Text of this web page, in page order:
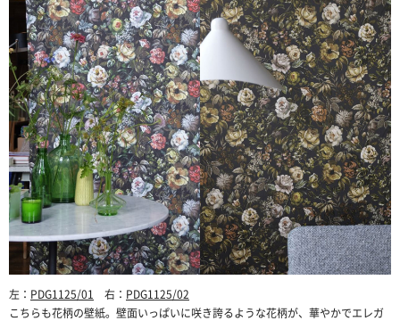
左： PDG1125/01 右： PDG1125/02
こちらも花柄の壁紙。壁面いっぱいに咲き誇るような花柄が、華やかでエレガ